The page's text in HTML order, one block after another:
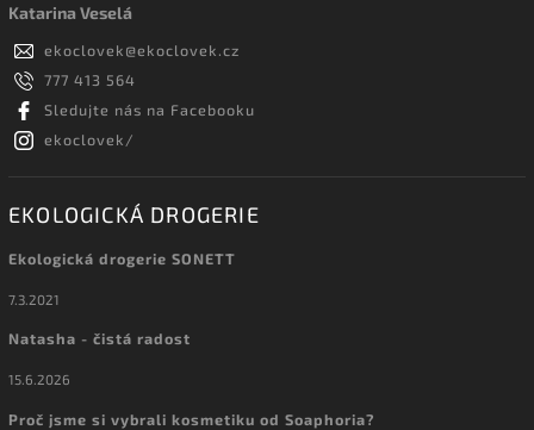
Katarina Veselá
ekoclovek@ekoclovek.cz
777 413 564
Sledujte nás na Facebooku
ekoclovek/
EKOLOGICKÁ DROGERIE
Ekologická drogerie SONETT
7.3.2021
Natasha - čistá radost
15.6.2026
Proč jsme si vybrali kosmetiku od Soaphoria?